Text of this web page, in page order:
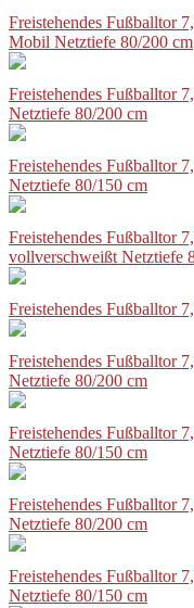
Freistehendes Fußballtor
Mobil Netztiefe 80/200 cm
Freistehendes Fußballtor
Netztiefe 80/200 cm
Freistehendes Fußballtor
Netztiefe 80/150 cm
Freistehendes Fußballtor
vollverschweißt Netztiefe
Freistehendes Fußballtor
Freistehendes Fußballtor
Netztiefe 80/200 cm
Freistehendes Fußballtor
Netztiefe 80/150 cm
Freistehendes Fußballtor
Netztiefe 80/200 cm
Freistehendes Fußballtor
Netztiefe 80/150 cm